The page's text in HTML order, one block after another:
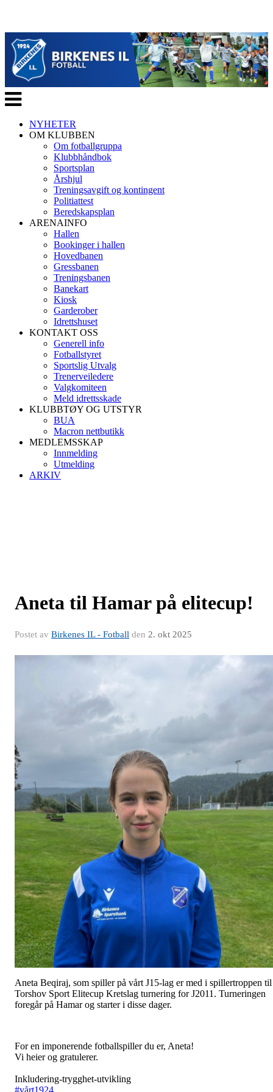
Veksle
navigasjon
NYHETER
OM KLUBBEN
Om fotballgruppa
Klubbhåndbok
Sportsplan
Årshjul
Treningsavgift og kontingent
Politiattest
Beredskapsplan
ARENAINFO
Hallen
Bookinger i hallen
Hovedbanen
Gressbanen
Treningsbanen
Banekart
Kiosk
Garderober
Idrettshuset
KONTAKT OSS
Generell info
Fotballstyret
Sportslig Utvalg
Trenerveiledere
Valgkomiteen
Meld idrettsskade
KLUBBTØY OG UTSTYR
BUA
Macron nettbutikk
MEDLEMSSKAP
Innmelding
Utmelding
ARKIV
Aneta til Hamar på elitecup!
Postet av Birkenes IL - Fotball den 2. okt 2025
Aneta Beqiraj, som spiller på vårt J15-lag er med i spillertroppen til
Torshov Sport Elitecup Kretslag turnering for J2011. Turneringen
foregår på Hamar og starter i disse dager.
For en imponerende fotballspiller du er, Aneta!
Vi heier og gratulerer.
Inkludering-trygghet-utvikling
#vårt1924